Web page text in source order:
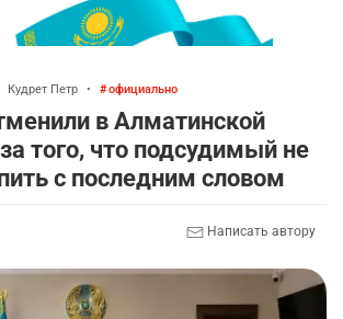
Кудрет Петр • официально
в Алматинской
того, что подсудимый не
с последним словом
Написать автору